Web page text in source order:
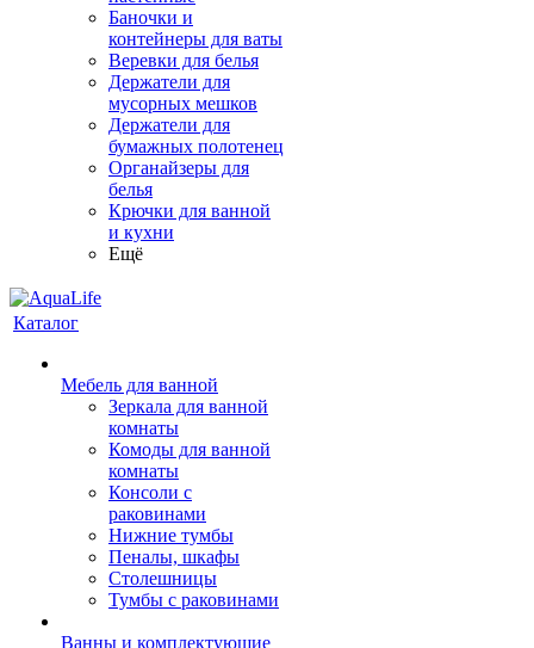
Баночки и
контейнеры для ваты
Веревки для белья
Держатели для
мусорных мешков
Держатели для
бумажных полотенец
Органайзеры для
белья
Крючки для ванной
и кухни
Ещё
Каталог
Мебель для ванной
Зеркала для ванной
комнаты
Комоды для ванной
комнаты
Консоли с
раковинами
Нижние тумбы
Пеналы, шкафы
Столешницы
Тумбы с раковинами
Ванны и комплектующие